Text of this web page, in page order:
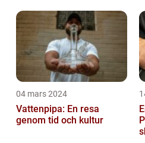
04 mars 2024
Vattenpipa: En resa
genom tid och kultur